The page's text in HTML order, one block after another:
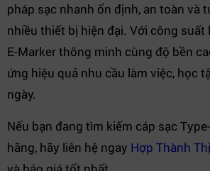
pháp sạc nhanh ổn định, an toàn và
nhiều thiết bị hiện đại. Với công suất
E-Marker thông minh cùng độ bền
ứng hiệu quả nhu cầu làm việc, học
ngày.
Nếu bạn đang tìm kiếm cáp sạc
hãng, hãy liên hệ ngay Hợp Thành